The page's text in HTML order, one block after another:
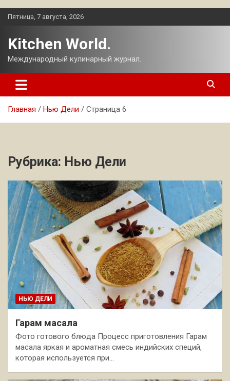
Перейти
Пятница, 7 августа, 2026
Kitchen World.
Международный кулинарный журнал.
Главная Нью Дели Страница 6
Рубрика: Нью Дели
НЬЮ ДЕЛИ
Гарам масала
Фото готового блюда Процесс приготовления Гарам
масала яркая и ароматная смесь индийских специй,
которая используется при…